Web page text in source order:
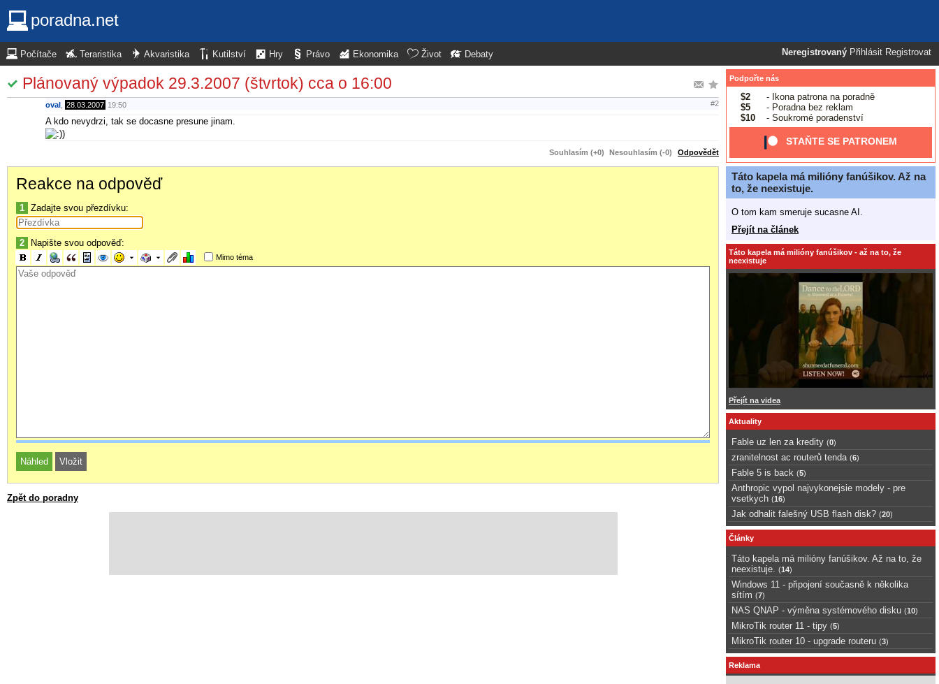
poradna.net
Neregistrovaný Přihlásit Registrovat
Počítače Teraristika Akvaristika Kutilství Hry Právo Ekonomika Život Debaty
Plánovaný výpadok 29.3.2007 (štvrtok) cca o 16:00
oval 28.03.2007 19:50 #2
A kdo nevydrzi, tak se docasne presune jinam.
Souhlasím (+0) Nesouhlasím (-0) Odpovědět
Reakce na odpověď
1 Zadajte svou přezdívku:
2 Napište svou odpověď:
Mimo téma
Zpět do poradny
Podpořte nás
$2
- Ikona patrona na poradně
$5
- Poradna bez reklam
$10
- Soukromé poradenství
STAŇTE SE PATRONEM
Táto kapela má milióny fanúšikov. Až na
to, že neexistuje.
O tom kam smeruje sucasne AI.
Přejít na článek
Táto kapela má milióny fanúšikov - až na to, že
neexistuje
Přejít na videa
Aktuality
Fable uz len za kredity (0)
zranitelnost ac routerů tenda (6)
Fable 5 is back (5)
Anthropic vypol najvykonejsie modely - pre
vsetkych (16)
Jak odhalit falešný USB flash disk? (20)
Články
Táto kapela má milióny fanúšikov. Až na to, že
neexistuje.
(14)
Windows 11 - připojení současně k několika
sítím (7)
NAS QNAP - výměna systémového disku (10)
MikroTik router 11 - tipy (5)
MikroTik router 10 - upgrade routeru (3)
Reklama